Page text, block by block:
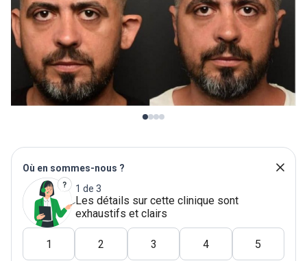
Où en sommes-nous ?
1 de 3
Les détails sur cette clinique sont
exhaustifs et clairs
1 2 3 4 5